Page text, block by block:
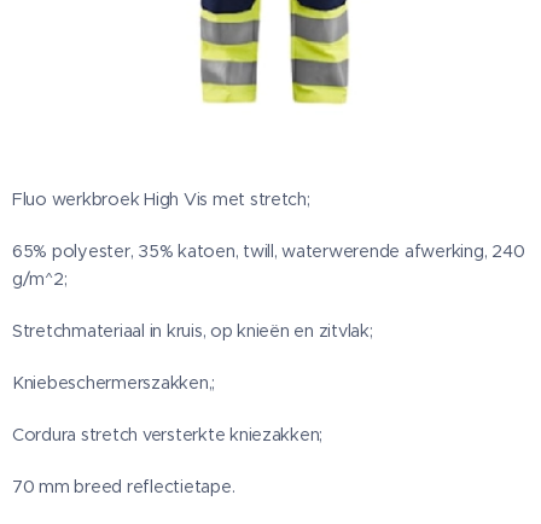
Fluo werkbroek High Vis met stretch;
65% polyester, 35% katoen, twill, waterwerende afwerking, 240
g/m^2;
Stretchmateriaal in kruis, op knieën en zitvlak;
Kniebeschermerszakken,;
Cordura stretch versterkte kniezakken;
70 mm breed reflectietape.